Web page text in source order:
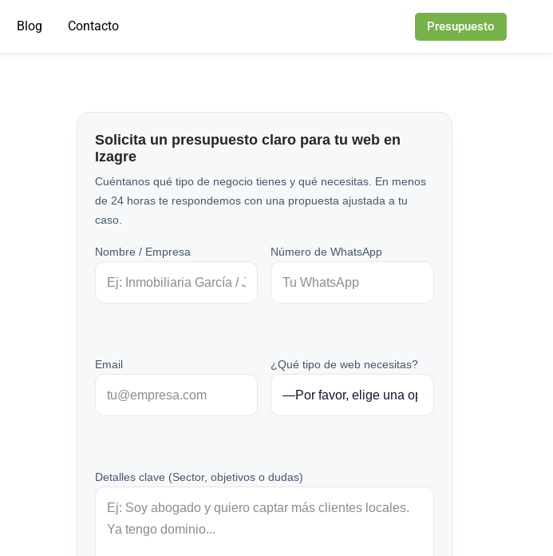
Blog Contacto Presupuesto
Solicita un presupuesto claro para tu web en
Izagre
Cuéntanos qué tipo de negocio tienes y qué necesitas. En menos
de 24 horas te respondemos con una propuesta ajustada a tu
caso.
Nombre / Empresa Número de WhatsApp
Email ¿Qué tipo de web necesitas?
Detalles clave (Sector, objetivos o dudas)